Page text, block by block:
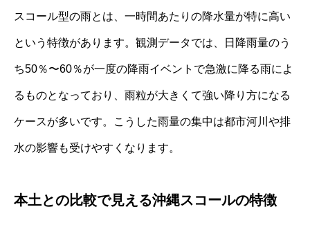
スコール型の雨とは、一時間あたりの降水量が特に高い
という特徴があります。観測データでは、日降雨量のう
ち50％〜60％が一度の降雨イベントで急激に降る雨によ
るものとなっており、雨粒が大きくて強い降り方になる
ケースが多いです。こうした雨量の集中は都市河川や排
水の影響も受けやすくなります。
本土との比較で見える沖縄スコールの特徴